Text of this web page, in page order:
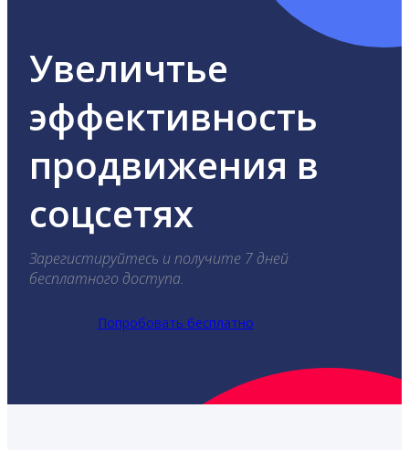
Увеличтье
эффективность
продвижения в
соцсетях
Зарегистируйтесь и получите 7 дней
бесплатного доступа.
Попробовать бесплатно